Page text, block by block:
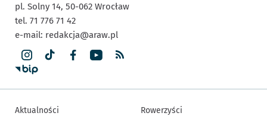
pl. Solny 14, 50-062 Wrocław
tel. 71 776 71 42
e-mail: redakcja@araw.pl
Aktualności
Rowerzyści